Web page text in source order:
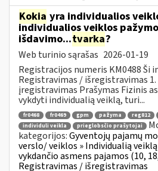
Kokia yra individualios
individualios veiklos
išdavimo...tvarka?
Web turinio sąrašas 2026-01-19
Registracijos numeris KM0488 Ši
Registravimas / išregistravimas
įregistravimas Prašymas Fizinis
vykdyti individualią veiklą, turi...
fr0468 fr0469 gpm pažyma reg812
individuli veikla
prieglobsčio prašytojai
kategorijos:Gyventojų pajamų
verslo/ veiklos » Individualią
vykdančio asmens pajamos (10,
Registravimas / išregistravimas